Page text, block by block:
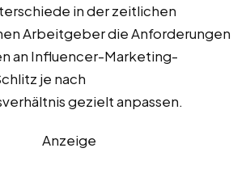
in der zeitlichen
Arbeitgeber die Anforderungen
an Influencer-Marketing-
je nach
gezielt anpassen.
Anzeige